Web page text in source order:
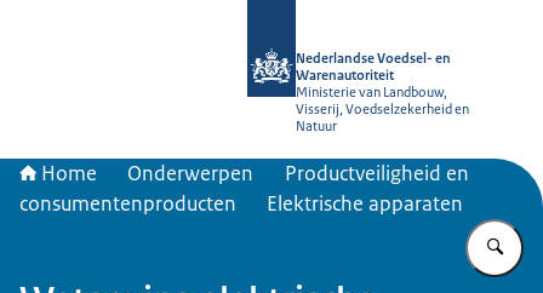
Nederlandse Voedsel- en
Warenautoriteit
Ministerie van Landbouw,
Visserij, Voedselzekerheid en
Natuur
Home Onderwerpen
Productveiligheid en
consumentenproducten
Elektrische apparaten